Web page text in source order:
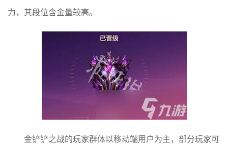
力，其段位含金量较高。
金铲铲之战的玩家群体以移动端用户为主，部分玩家可